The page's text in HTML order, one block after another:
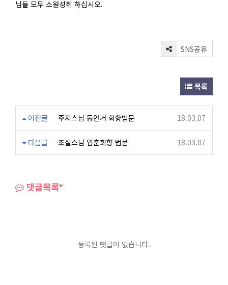
님들 모두 소원성취 하십시오.
SNS공유
목록
이전글 주지스님 동안거 회향법문 18.03.07
다음글 조실스님 입춘회향 법문 18.03.07
댓글목록
등록된 댓글이 없습니다.